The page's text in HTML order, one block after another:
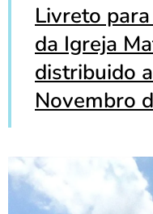
Livreto
da Igreja
distribuido
Novembro